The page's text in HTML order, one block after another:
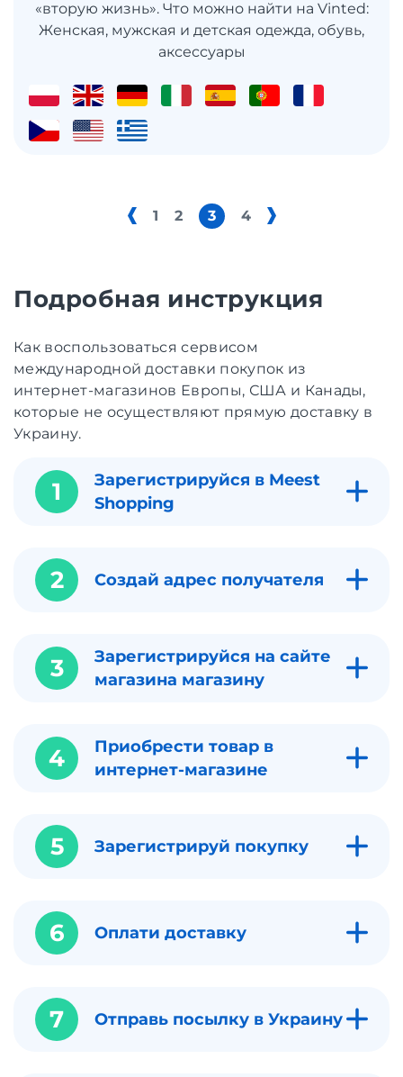
«вторую жизнь». Что можно найти на Vinted:
Женская, мужская и детская одежда, обувь,
аксессуары
1 2 3 4
Подробная инструкция
Как воспользоваться сервисом
международной доставки покупок из
интернет-магазинов Европы, США и Канады,
которые не осуществляют прямую доставку в
Украину.
1
Зарегистрируйся в Meest
Shopping
2 Создай адрес получателя
3
Зарегистрируйся на сайте
магазина магазину
4
Приобрести товар в
интернет-магазине
5 Зарегистрируй покупку
6 Оплати доставку
7 Отправь посылку в Украину